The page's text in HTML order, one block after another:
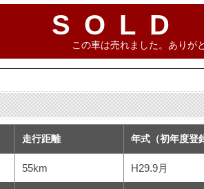
SOLD
この車は売れました。ありが
走行距離 年式（初年度登
55km H29.9月